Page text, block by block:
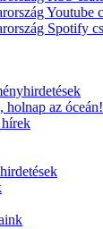
holnap az óceán!